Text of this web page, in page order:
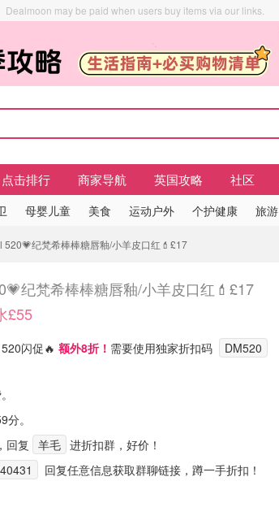
Dealmoon may be paid when users buy items via our links.
点击排行 商家导航 英国攻略 社区
母婴儿童 美食 运动户外 个护健康 旅游
纪梵希棒棒糖唇釉/小羊皮口红💄£17
纪梵希棒棒糖唇釉/小羊皮口红💄£17
£55
闪促🔥 额外8折！ 需要使用独家折扣码
DM520
。
，回复 羊毛 进折扣群，好价！
回复任意信息获取群聊链接，蹲一手折扣！